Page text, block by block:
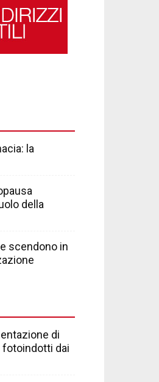
la
della
scendono in
di
fotoindotti dai